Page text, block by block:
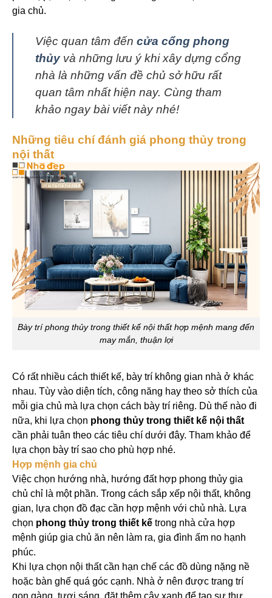
gia chủ.
Việc quan tâm đến cửa cổng phong
thủy và những lưu ý khi xây dựng cổng
nhà là những vấn đề chủ sở hữu rất
quan tâm nhất hiện nay. Cùng tham
khảo ngay bài viết này nhé!
Những tiêu chí đánh giá phong thủy trong
nội thất
Bày trí phong thủy trong thiết kế nội thất hợp mệnh mang đến
may mắn, thuận lợi
Có rất nhiều cách thiết kế, bày trí không gian nhà ở khác
nhau. Tùy vào diện tích, công năng hay theo sở thích của
mỗi gia chủ mà lựa chọn cách bày trí riêng. Dù thế nào đi
nữa, khi lựa chọn phong thủy trong thiết kế nội thất
cần phải tuân theo các tiêu chí dưới đây. Tham khảo để
lựa chọn bày trí sao cho phù hợp nhé.
Hợp mệnh gia chủ
Việc chọn hướng nhà, hướng đất hợp phong thủy gia
chủ chỉ là một phần. Trong cách sắp xếp nội thất, không
gian, lựa chọn đồ đạc cần hợp mệnh với chủ nhà. Lựa
chọn phong thủy trong thiết kế trong nhà cửa hợp
mệnh giúp gia chủ ăn nên làm ra, gia đình ấm no hạnh
phúc.
Khi lựa chọn nội thất cần hạn chế các đồ dùng nặng nề
hoặc bàn ghế quá góc cạnh. Nhà ở nên được trang trí
gọn gàng, tươi sáng, đặt thêm cây xanh để tạo sự thư